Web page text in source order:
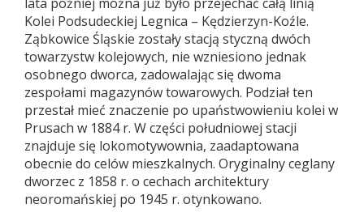
Kolei Podsudeckiej Legnica – Kędzierzyn-Koźle.
Ząbkowice Śląskie zostały stacją styczną dwóch
towarzystw kolejowych, nie wzniesiono jednak
osobnego dworca, zadowalając się dwoma
zespołami magazynów towarowych. Podział ten
przestał mieć znaczenie po upaństwowieniu kolei w
Prusach w 1884 r. W części południowej stacji
znajduje się lokomotywownia, zaadaptowana
obecnie do celów mieszkalnych. Oryginalny ceglany
dworzec z 1858 r. o cechach architektury
neoromańskiej po 1945 r. otynkowano.